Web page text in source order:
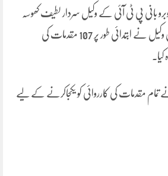
بانی پی ٹی آئی کے وکیل سردار لطیف کھوسہ
کے دلائل کے بعد سرکاری وکیل نے ابتدائی طور پر 107 مقدمات کی
تمام مقدمات کی کارروائی کو یکجاکرنے کے لیے